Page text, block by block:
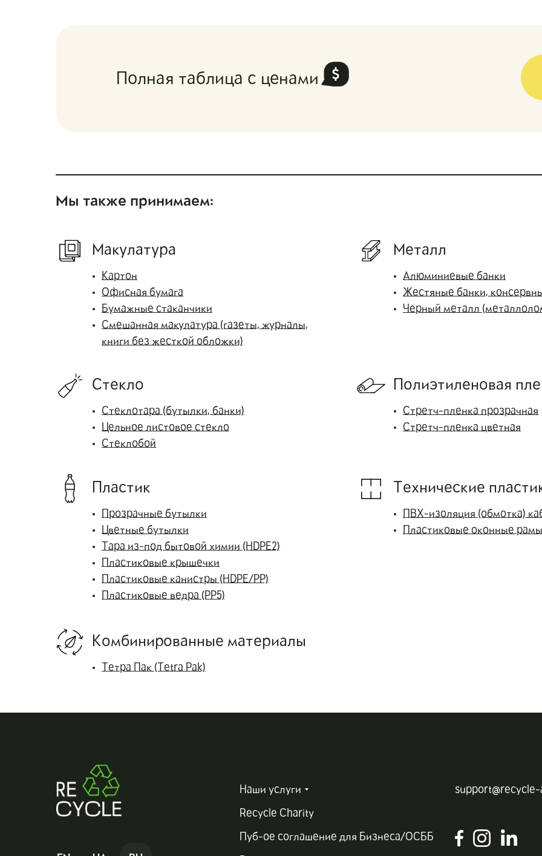
Полная таблица с ценами
Мы также принимаем:
Макулатура
Картон
Офисная бумага
Бумажные стаканчики
Смешанная макулатура (газеты, журналы,
книги без жесткой обложки)
Металл
Алюминиевые банки
Жестяные банки,
Черный металл
Стекло
Стеклотара (бутылки, банки)
Цельное листовое стекло
Стеклобой
Полиэтиленовая
Стретч-пленка прозрачная
Стретч-пленка цветная
Пластик
Прозрачные бутылки
Цветные бутылки
Тара из-под бытовой химии (HDPE2)
Пластиковые крышечки
Пластиковые канистры (HDPE/PP)
Пластиковые ведра (PP5)
Технические
ПВХ-изоляция (обмотка)
Пластиковые оконные рамы
Комбинированные материалы
Тетра Пак (Tetra Pak)
Пуб-ое соглашение для Бизнеса/ОСББ
Наши услуги
Recycle Charity
support@recycle-